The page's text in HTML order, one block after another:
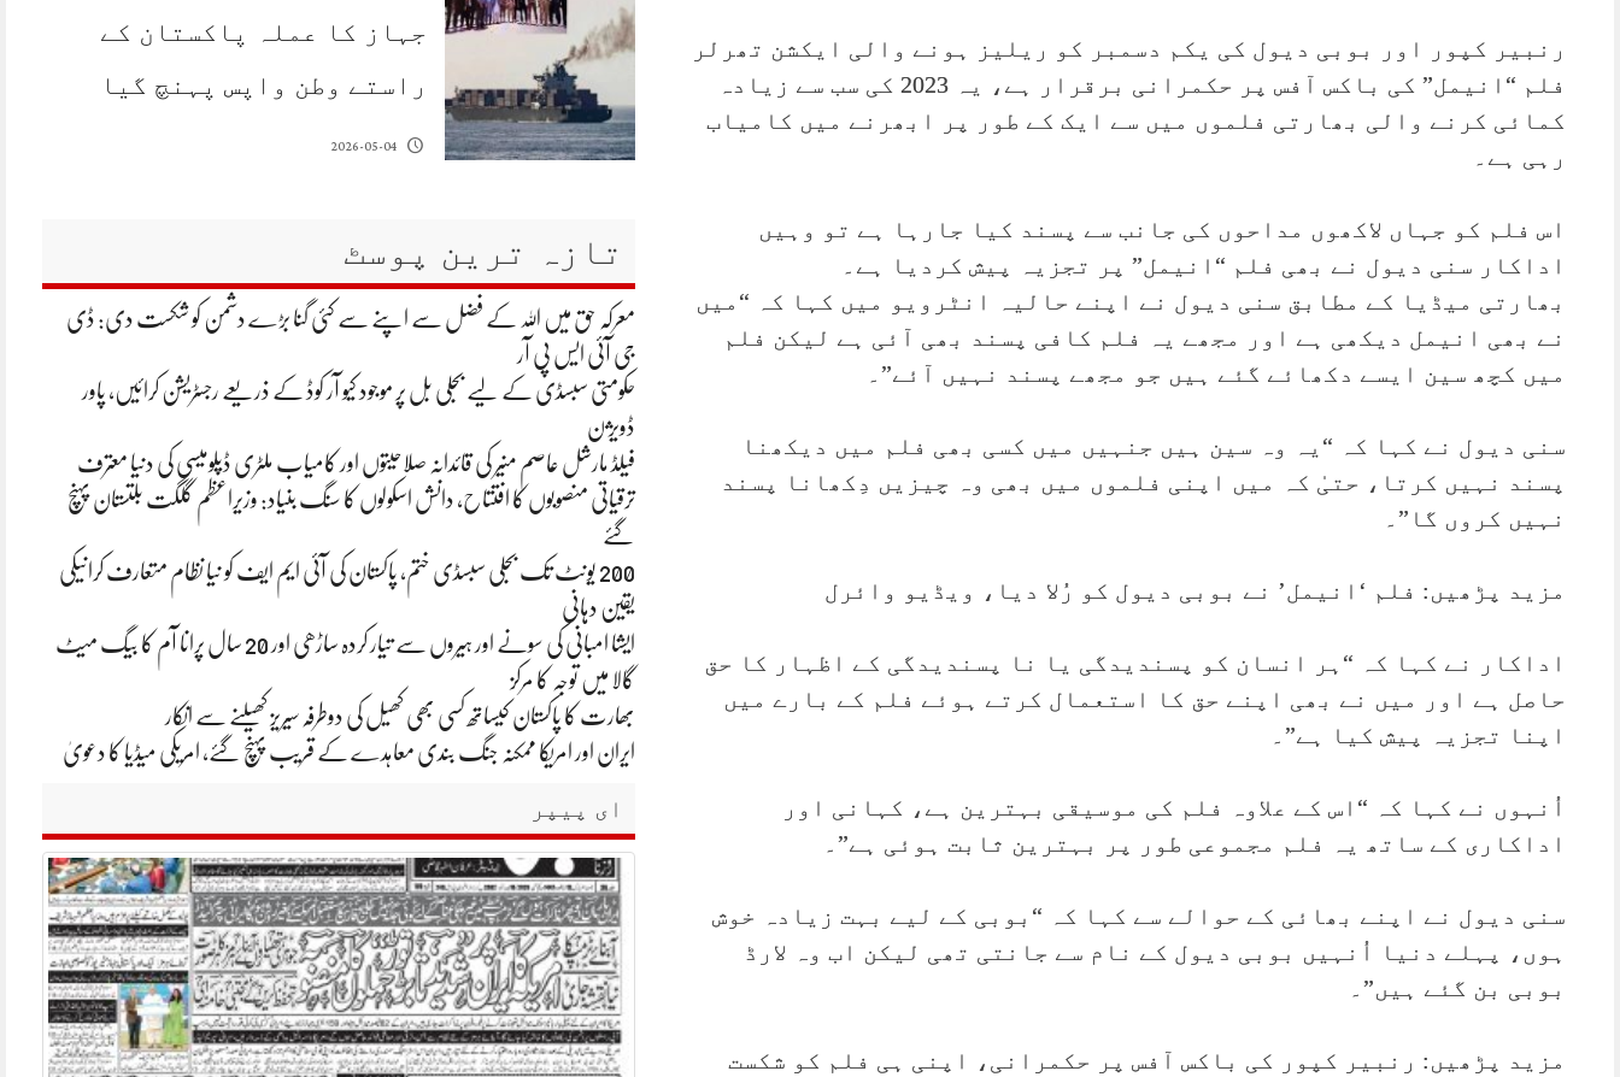
رنبیر کپور اور بوبی دیول کی یکم دسمبر کو ریلیز ہونے والی ایکشن تھرلر
فلم “انیمل” کی باکس آفس پر حکمرانی برقرار ہے، یہ 2023 کی سب سے زیادہ
کمائی کرنے والی بھارتی فلموں میں سے ایک کے طور پر ابھرنے میں کامیاب
رہی ہے۔
اس فلم کو جہاں لاکھوں مداحوں کی جانب سے پسند کیا جارہا ہے تو وہیں
اداکار سنی دیول نے بھی فلم “انیمل” پر تجزیہ پیش کردیا ہے۔
بھارتی میڈیا کے مطابق سنی دیول نے اپنے حالیہ انٹرویو میں کہا کہ “میں
نے بھی انیمل دیکھی ہے اور مجھے یہ فلم کافی پسند بھی آئی ہے لیکن فلم
میں کچھ سین ایسے دکھائے گئے ہیں جو مجھے پسند نہیں آئے”۔
سنی دیول نے کہا کہ “یہ وہ سین ہیں جنہیں میں کسی بھی فلم میں دیکھنا
پسند نہیں کرتا، حتیٰ کہ میں اپنی فلموں میں بھی وہ چیزیں دِکھانا پسند
نہیں کروں گا”۔
مزید پڑھیں: فلم ‘انیمل’ نے بوبی دیول کو رُلا دیا، ویڈیو وائرل
اداکار نے کہا کہ “ہر انسان کو پسندیدگی یا نا پسندیدگی کے اظہار کا حق
حاصل ہے اور میں نے بھی اپنے حق کا استعمال کرتے ہوئے فلم کے بارے میں
اپنا تجزیہ پیش کیا ہے”۔
اُنہوں نے کہا کہ “اس کے علاوہ فلم کی موسیقی بہترین ہے، کہانی اور
اداکاری کے ساتھ یہ فلم مجموعی طور پر بہترین ثابت ہوئی ہے”۔
سنی دیول نے اپنے بھائی کے حوالے سے کہا کہ “بوبی کے لیے بہت زیادہ خوش
ہوں، پہلے دنیا اُنہیں بوبی دیول کے نام سے جانتی تھی لیکن اب وہ لارڈ
بوبی بن گئے ہیں”۔
مزید پڑھیں: رنبیر کپور کی باکس آفس پر حکمرانی، اپنی ہی فلم کو شکست
جہاز کا عملہ پاکستان کے
راستے وطن واپس پہنچ گیا
2026-05-04
تازہ ترین پوسٹ
معرکہ حق میں اللہ کے فضل سے اپنے سے کئی گنا بڑے دشمن کو شکست دی: ڈی
جی آئی ایس پی آر
حکومتی سبسڈی کے لیے بجلی بل پر موجود کیو آر کوڈ کے ذریعے رجسٹریشن کرائیں، پاور
ڈویژن
فیلڈ مارشل عاصم منیر کی قائدانہ صلاحیتوں اور کامیاب ملٹری ڈپلومیسی کی دنیا معترف
ترقیاتی منصوبوں کا افتتاح، دانش اسکولوں کا سنگ بنیاد: وزیراعظم گلگت بلتستان پہنچ
گئے
200 یونٹ تک بجلی سبسڈی ختم، پاکستان کی آئی ایم ایف کو نیا نظام متعارف کرانیکی
یقین دہانی
ایشا امبانی کی سونے اور ہیروں سے تیار کردہ ساڑھی اور 20 سال پرانا آم کا بیگ میٹ
گالا میں توجہ کا مرکز
بھارت کا پاکستان کیساتھ کسی بھی کھیل کی دوطرفہ سیریز کھیلنے سے انکار
ایران اور امریکا ممکنہ جنگ بندی معاہدے کے قریب پہنچ گئے، امریکی میڈیا کا دعویٰ
ای پیپر